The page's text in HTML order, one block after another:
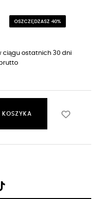
OSZCZĘDZASZ 40%
ciągu ostatnich 30 dni